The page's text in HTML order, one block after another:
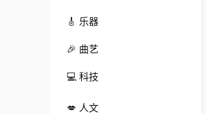
🎸 乐器
🎉 曲艺
💻 科技
💋 人文